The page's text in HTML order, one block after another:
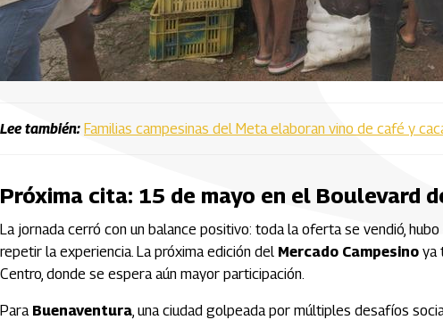
Lee también: Familias campesinas del Meta elaboran vino de café y
Próxima cita: 15 de mayo en el Boulevard
La jornada cerró con un balance positivo: toda la oferta se vendió,
repetir la experiencia. La próxima edición del Mercado Campesino ya
Centro, donde se espera aún mayor participación.
Para Buenaventura, una ciudad golpeada por múltiples desafíos